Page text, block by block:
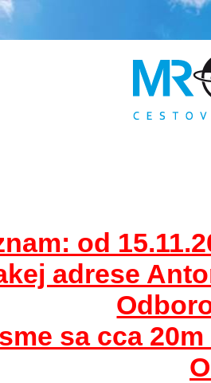
od
adrese
sa cca